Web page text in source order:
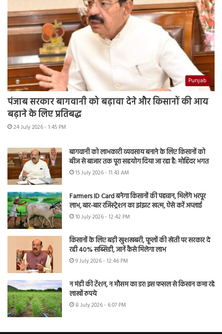
Punjab
पंजाब सरकार बागवानी को बढ़ावा देने और किसानों की आय
बढ़ाने के लिए प्रतिबद्ध
24 July 2026 - 1:45 PM
बागवानी को लाभकारी व्यवसाय बनाने के लिए किसानों को
बीज से बाजार तक पूरा सहयोग दिया जा रहा है: मोहिंदर भगत
15 July 2026 - 11:43 AM
Farmers ID Card बनेगा किसानों की पहचान, मिलेंगे भरपूर
लाभ, बार-बार रजिस्ट्रेशन का झंझट खत्म, ऐसे करें अप्लाई
10 July 2026 - 12:42 PM
किसानों के लिए बड़ी खुशखबरी, फूलों की खेती पर सरकार दे
रही 40% सब्सिडी, जानें कैसे मिलेगा लाभ
9 July 2026 - 12:46 PM
न मंडी की टेंशन, न मौसम का डर! इस फसल से किसान कमा रहे
लाखों रुपये
8 July 2026 - 6:07 PM